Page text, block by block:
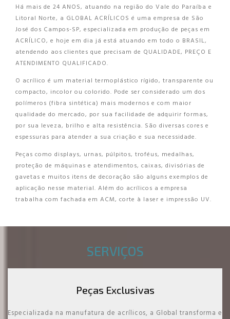
Há mais de 24 ANOS, atuando na região do Vale do Paraíba e
Litoral Norte, a GLOBAL ACRÍLICOS é uma empresa de São
José dos Campos-SP, especializada em produção de peças em
ACRÍLICO, e hoje em dia já está atuando em todo o BRASIL,
atendendo aos clientes que precisam de QUALIDADE, PREÇO E
ATENDIMENTO QUALIFICADO.
O acrílico é um material termoplástico rígido, transparente ou
compacto, incolor ou colorido. Pode ser considerado um dos
polímeros (fibra sintética) mais modernos e com maior
qualidade do mercado, por sua facilidade de adquirir formas,
por sua leveza, brilho e alta resistência. São diversas cores e
espessuras para atender a sua criação e sua necessidade.
Peças como displays, urnas, púlpitos, troféus, medalhas,
proteção de máquinas e atendimentos, caixas, divisórias de
gavetas e muitos itens de decoração são alguns exemplos de
aplicação nesse material. Além do acrílicos a empresa
trabalha com fachada em ACM, corte à laser e impressão UV.
SERVIÇOS
Peças Exclusivas
Especializada na manufatura de acrílicos, a Global transforma e